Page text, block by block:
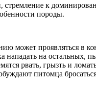
стремление к
породы.
может проявляться в
нападать на остальных,
рвать, грызть и
питомца